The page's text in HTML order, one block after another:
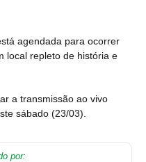
agendada para ocorrer
local repleto de história e
a transmissão ao vivo
sábado (23/03).
por: